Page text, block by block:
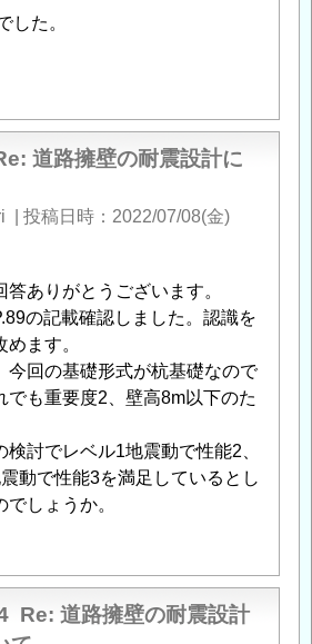
した。
道路擁壁の耐震設計に
投稿日時
2022/07/08(金)
答ありがとうございます。
の記載確認しました。認識を
めます。
今回の基礎形式が杭基礎なので
でも重要度2、壁高8m以下のた
検討でレベル1地震動で性能2、
動で性能3を満足しているとし
しょうか。
Re: 道路擁壁の耐震設計